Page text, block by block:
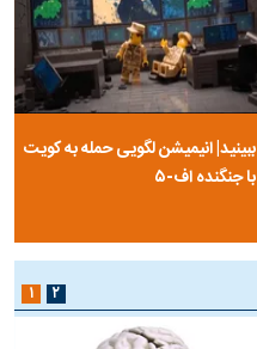
ببینید| انیمیشن لگویی حمله به کویت
با جنگنده اف-۵
۱ ۲